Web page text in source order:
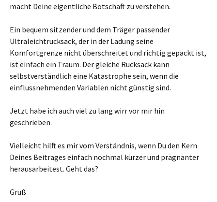
macht Deine eigentliche Botschaft zu verstehen.
Ein bequem sitzender und dem Träger passender
Ultraleichtrucksack, der in der Ladung seine
Komfortgrenze nicht überschreitet und richtig gepackt ist,
ist einfach ein Traum. Der gleiche Rucksack kann
selbstverständlich eine Katastrophe sein, wenn die
einflussnehmenden Variablen nicht günstig sind.
Jetzt habe ich auch viel zu lang wirr vor mir hin
geschrieben.
Vielleicht hilft es mir vom Verständnis, wenn Du den Kern
Deines Beitrages einfach nochmal kürzer und prägnanter
herausarbeitest. Geht das?
Gruß